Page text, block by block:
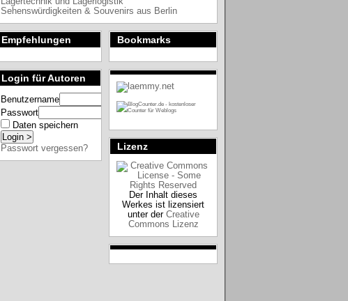
Sehenswürdigkeiten & Souvenirs aus Berlin
Empfehlungen
Login für Autoren
Benutzername
Passwort
Daten speichern
Passwort vergessen?
Bookmarks
Lizenz
Der Inhalt dieses
Werkes ist lizensiert
unter der Creative
Commons Lizenz